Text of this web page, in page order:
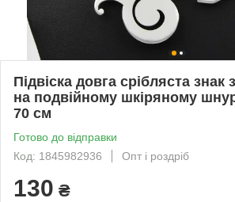
Підвіска довга срібляста знак
на подвійному шкіряному
70 см
Готово до відправки
Код: 1845982936
Опт і роздріб
130 ₴